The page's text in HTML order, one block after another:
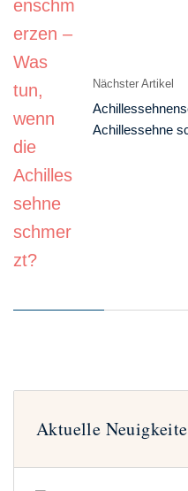
Nächster Artikel
Achilles­sehne
Aktuelle